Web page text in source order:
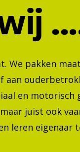
We pakken
en
juist ook
leren eigenaar